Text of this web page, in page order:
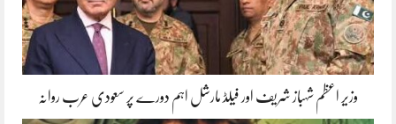
وزیر اعظم شہباز شریف اور فیلڈ مارشل اہم دورے پر سعودی عرب روانہ